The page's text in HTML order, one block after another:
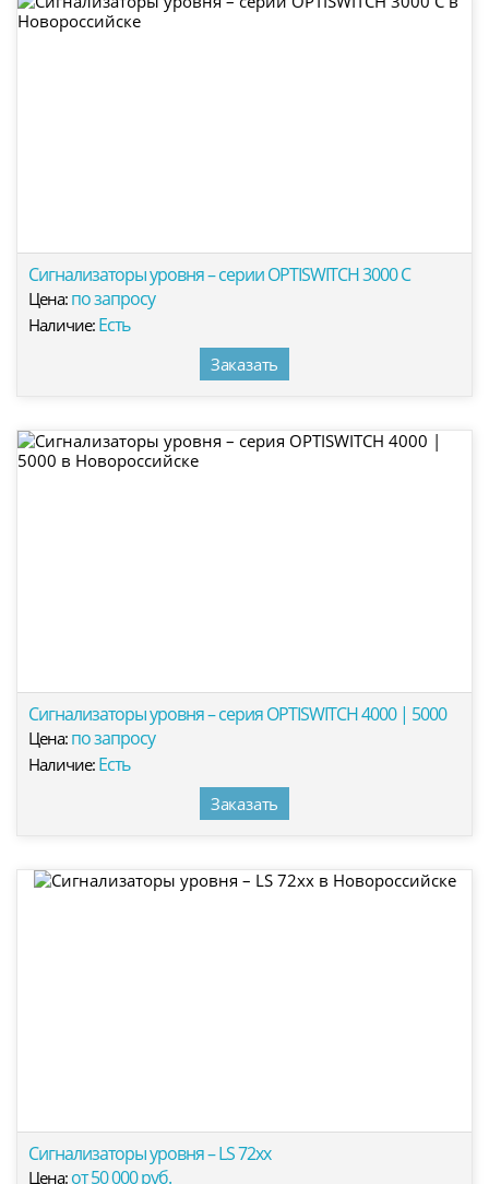
Сигнализаторы уровня – серии OPTISWITCH 3000 C
Цена: по запросу
Наличие: Есть
Заказать
Сигнализаторы уровня – серия OPTISWITCH 4000 | 5000
Цена: по запросу
Наличие: Есть
Заказать
Сигнализаторы уровня – LS 72xx
Цена: от 50 000 руб.